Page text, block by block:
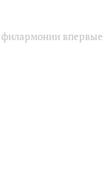
филармонии впервые